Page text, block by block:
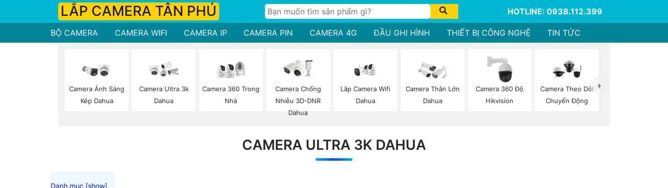
LẮP CAMERA TÂN PHÚ HOTLINE: 0938.112.399
BỘ CAMERA CAMERA WIFI CAMERA IP CAMERA PIN CAMERA 4G ĐẦU GHI HÌNH THIẾT BỊ CÔNG NGHỆ TIN TỨC
Camera Ánh Sáng
Kép Dahua
Camera Ultra 3k
Dahua
Camera 360 Trong
Nhà
Camera Chống
Nhiễu 3D-DNR
Dahua
Lắp Camera Wifi
Dahua
Camera Thân Lớn
Dahua
Camera 360 Độ
Hikvision
Camera Theo Dỏi
Chuyển Động
CAMERA ULTRA 3K DAHUA